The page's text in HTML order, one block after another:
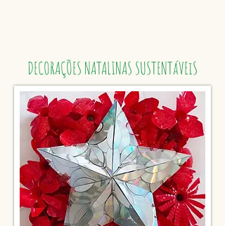
DECORAÇÕES NATALINAS SUSTENTáVEiS